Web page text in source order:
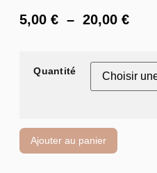
5,00 € – 20,00 €
Quantité
Ajouter au panier